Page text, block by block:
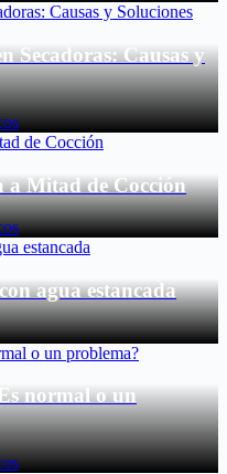
Secadoras: Causas y
a Mitad de Cocción
agua estancada
normal o un